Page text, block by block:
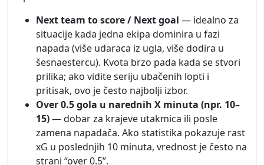
Next team to score / Next goal — idealno za
situacije kada jedna ekipa dominira u fazi
napada (više udaraca iz ugla, više dodira u
šesnaestercu). Kvota brzo pada kada se stvori
prilika; ako vidite seriju ubačenih lopti i
pritisak, ovo je često najbolji izbor.
Over 0.5 gola u narednih X minuta (npr. 10–
15)— dobar za krajeve utakmica ili posle
zamena napadača. Ako statistika pokazuje rast
xG u poslednjih 10 minuta, vrednost je često na
strani “over 0.5”.